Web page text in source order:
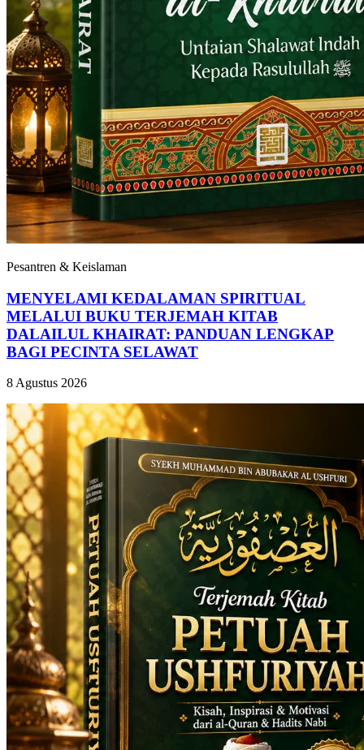
Pesantren & Keislaman
MENYELAMI KEDALAMAN SPIRITUAL
MELALUI BUKU TERJEMAH KITAB
DALAILUL KHAIRAT: PANDUAN LENGKAP
BAGI PECINTA SELAWAT
8 Agustus 2026